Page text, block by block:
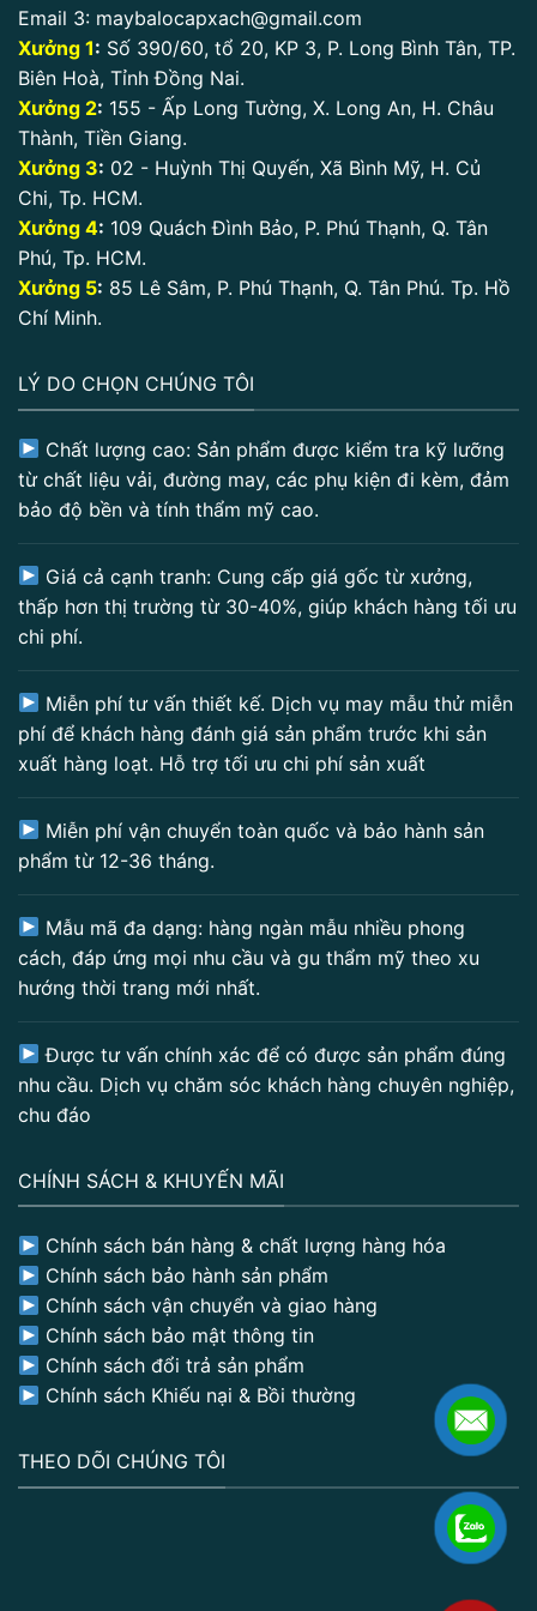
Email 3: maybalocapxach@gmail.com
Xưởng 1: Số 390/60, tổ 20, KP 3, P. Long Bình Tân, TP.
Biên Hoà, Tỉnh Đồng Nai.
Xưởng 2: 155 - Ấp Long Tường, X. Long An, H. Châu
Thành, Tiền Giang.
Xưởng 3: 02 - Huỳnh Thị Quyến, Xã Bình Mỹ, H. Củ
Chi, Tp. HCM.
Xưởng 4: 109 Quách Đình Bảo, P. Phú Thạnh, Q. Tân
Phú, Tp. HCM.
Xưởng 5: 85 Lê Sâm, P. Phú Thạnh, Q. Tân Phú. Tp. Hồ
Chí Minh.
LÝ DO CHỌN CHÚNG TÔI
Chất lượng cao: Sản phẩm được kiểm tra kỹ lưỡng
từ chất liệu vải, đường may, các phụ kiện đi kèm, đảm
bảo độ bền và tính thẩm mỹ cao.
Giá cả cạnh tranh: Cung cấp giá gốc từ xưởng,
thấp hơn thị trường từ 30-40%, giúp khách hàng tối ưu
chi phí.
Miễn phí tư vấn thiết kế. Dịch vụ may mẫu thử miễn
phí để khách hàng đánh giá sản phẩm trước khi sản
xuất hàng loạt. Hỗ trợ tối ưu chi phí sản xuất
Miễn phí vận chuyển toàn quốc và bảo hành sản
phẩm từ 12-36 tháng.
Mẫu mã đa dạng: hàng ngàn mẫu nhiều phong
cách, đáp ứng mọi nhu cầu và gu thẩm mỹ theo xu
hướng thời trang mới nhất.
Được tư vấn chính xác để có được sản phẩm đúng
nhu cầu. Dịch vụ chăm sóc khách hàng chuyên nghiệp,
chu đáo
CHÍNH SÁCH & KHUYẾN MÃI
Chính sách bán hàng & chất lượng hàng hóa
Chính sách bảo hành sản phẩm
Chính sách vận chuyển và giao hàng
Chính sách bảo mật thông tin
Chính sách đổi trả sản phẩm
Chính sách Khiếu nại & Bồi thường
THEO DÕI CHÚNG TÔI